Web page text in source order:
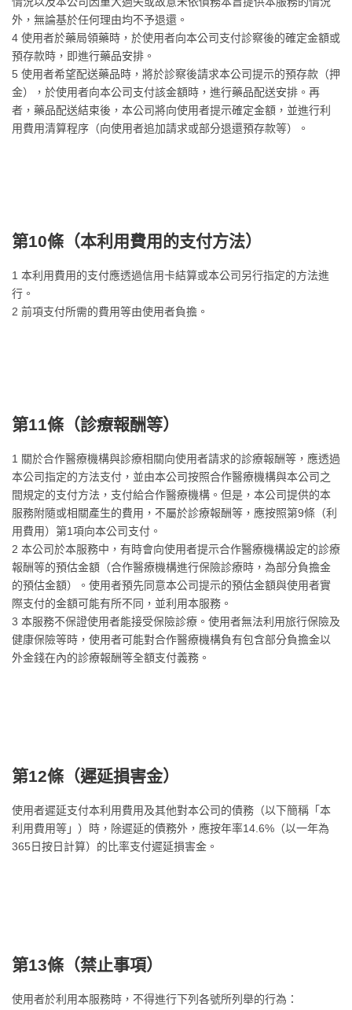
外，無論基於任何理由均不予退還。
4 使用者於藥局領藥時，於使用者向本公司支付診察後的確定金額或
預存款時，即進行藥品安排。
5 使用者希望配送藥品時，將於診察後請求本公司提示的預存款（押
金），於使用者向本公司支付該金額時，進行藥品配送安排。再
者，藥品配送結束後，本公司將向使用者提示確定金額，並進行利
用費用清算程序（向使用者追加請求或部分退還預存款等）。
第10條（本利用費用的支付方法）
1 本利用費用的支付應透過信用卡結算或本公司另行指定的方法進
行。
2 前項支付所需的費用等由使用者負擔。
第11條（診療報酬等）
1 關於合作醫療機構與診療相關向使用者請求的診療報酬等，應透過
本公司指定的方法支付，並由本公司按照合作醫療機構與本公司之
間規定的支付方法，支付給合作醫療機構。但是，本公司提供的本
服務附隨或相關產生的費用，不屬於診療報酬等，應按照第9條（利
用費用）第1項向本公司支付。
2 本公司於本服務中，有時會向使用者提示合作醫療機構設定的診療
報酬等的預估金額（合作醫療機構進行保險診療時，為部分負擔金
的預估金額）。使用者預先同意本公司提示的預估金額與使用者實
際支付的金額可能有所不同，並利用本服務。
3 本服務不保證使用者能接受保險診療。使用者無法利用旅行保險及
健康保險等時，使用者可能對合作醫療機構負有包含部分負擔金以
外金錢在內的診療報酬等全額支付義務。
第12條（遲延損害金）
使用者遲延支付本利用費用及其他對本公司的債務（以下簡稱「本
利用費用等」）時，除遲延的債務外，應按年率14.6%（以一年為
365日按日計算）的比率支付遲延損害金。
第13條（禁止事項）
使用者於利用本服務時，不得進行下列各號所列舉的行為：